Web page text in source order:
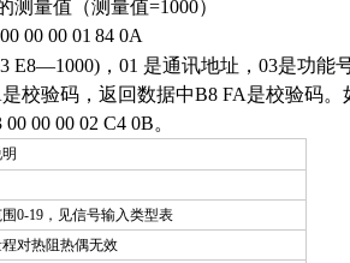
测量值（测量值=1000）
00 00 01 84 0A
E8—1000)，01 是通讯地址，03是功能
校验码，返回数据中B8 FA是校验码
00 00 02 C4 0B。
0-19 ，见信号输入类型表
对热阻热偶无效